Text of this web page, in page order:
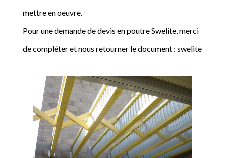
mettre en oeuvre.
Pour une demande de devis en poutre Swelite, merci
de compléter et nous retourner le document : swelite